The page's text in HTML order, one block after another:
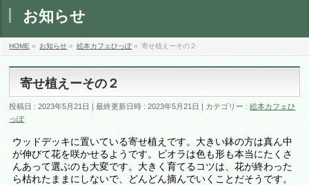
お知らせ
HOME » お知らせ » 絵本カフェひっぽ» 寄せ植えーその２
寄せ植えーその２
投稿日 : 2023年5月21日 最終更新日時 : 2023年5月21日 カテゴリー :絵本カフェひ
っぽ
ウッドデッキに置いている寄せ植えです。大きい鉢の方は真ん中
が伸びて花を咲かせるようです。ビオラは色も形も本当にたくさ
んあって選ぶのも大変です。大きく育てるコツは、花が終わった
ら枯れたままにしないで、どんどん摘んでいくことだそうです。